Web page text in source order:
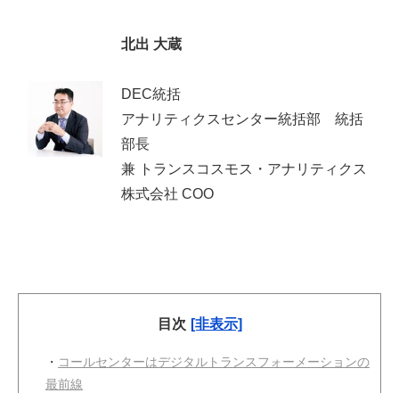
北出 大蔵
DEC統括
アナリティクスセンター統括部 統括
部長
兼 トランスコスモス・アナリティクス
株式会社 COO
目次 [非表示]
・ コールセンターはデジタルトランスフォーメーションの
最前線